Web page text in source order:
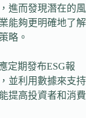
進而發現潛在的風
能夠更明確地了解
略。
定期發布ESG報
並利用數據來支持
提高投資者和消費